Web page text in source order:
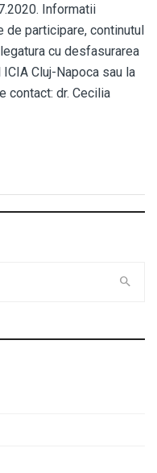
Informatii
de participare, continutul
cu desfasurarea
Cluj-Napoca sau la
contact: dr. Cecilia